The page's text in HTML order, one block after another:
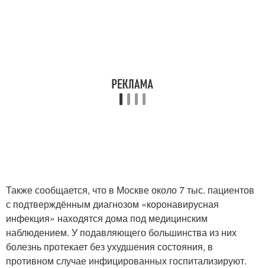
Также сообщается, что в Москве около 7 тыс. пациентов
с подтверждённым диагнозом «коронавирусная
инфекция» находятся дома под медицинским
наблюдением. У подавляющего большинства из них
болезнь протекает без ухудшения состояния, в
противном случае инфицированных госпитализируют.